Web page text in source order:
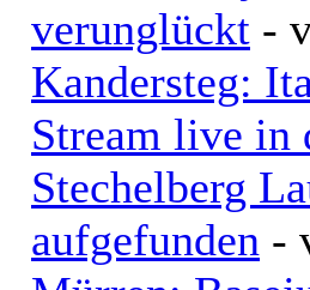
verunglückt -
Kandersteg:
Stream live in
Stechelberg
aufgefunden -